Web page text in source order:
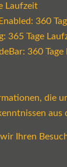
Laufzeit
360
365 Tage
360 Tage
die
aus
Ihren